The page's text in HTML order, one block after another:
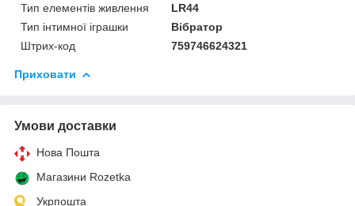
Тип елементів живлення
LR44
Тип інтимної іграшки
Вібратор
Штрих-код
759746624321
Приховати
Умови доставки
Нова Пошта
Магазини Rozetka
Укрпошта